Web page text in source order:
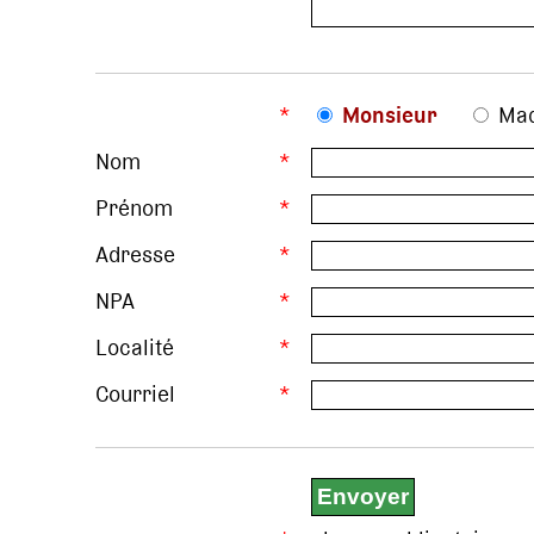
* Monsieur
Nom
*
Prénom
*
Adresse
*
NPA
*
Localité
*
Courriel
*